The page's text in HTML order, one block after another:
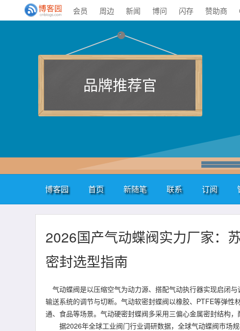
会员 周边 新闻 博问 闪存 赞助商
品牌推荐官
博客园 首页 新随笔 联系 订阅
2026国产气动蝶阀实力厂家：
密封选型指南
气动蝶阀是以压缩空气为动力源、搭配气动执行器实现启闭
输送系统的调节与切断。气动软密封蝶阀以橡胶、PTFE等弹
通、食品等场景。气动硬密封蝶阀多采用三偏心金属密封结构
据2026年全球工业阀门行业调研数据，全球气动蝶阀市场